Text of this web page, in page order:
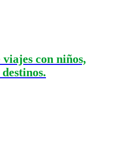
con niños,